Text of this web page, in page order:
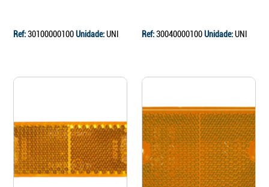
Ref:30100000100Unidade:UNI Ref:30040000100Unidade:UNI